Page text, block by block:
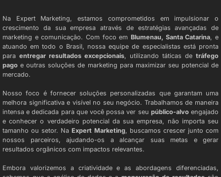
Na Expert Marketing, estamos comprometidos em impulsionar o
crescimento da sua empresa através de estratégias avançadas de
marketing e comunicação. Com foco em Blumenau, Santa Catarina, e
atuando em todo o Brasil, nossa equipe de especialistas está pronta
para entregar resultados excepcionais, utilizando táticas de tráfego
pago e outras soluções de marketing para maximizar seu potencial de
mercado.
Nosso foco é fornecer soluções personalizadas que garantam uma
melhora significativa e visível no seu negócio. Trabalhamos de maneira
intensa e dedicada para que você possa ver seu público-alvoengajado
e conhecer o verdadeiro potencial da sua empresa, não importa seu
tamanho ou setor. NaExpert Marketing, buscamos crescer junto com
nossos parceiros, ajudando-os a alcançar suas metas e gerar
resultados orgânicos com impactos relevantes.
Embora valorizemos a criatividade e as abordagens diferenciadas,